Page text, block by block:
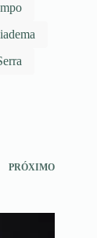
PRÓXIMO